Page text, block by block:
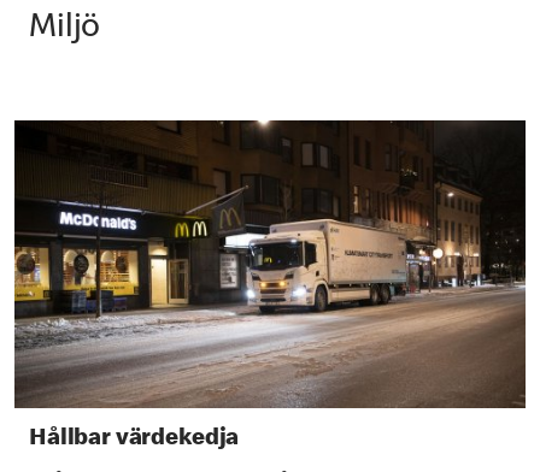
Miljö
Hållbar värdekedja